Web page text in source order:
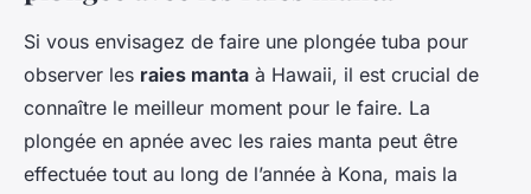
Si vous envisagez de faire une plongée tuba pour
observer les raies manta à Hawaii, il est crucial de
connaître le meilleur moment pour le faire. La
plongée en apnée avec les raies manta peut être
effectuée tout au long de l’année à Kona, mais la